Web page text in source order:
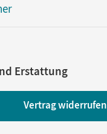
Erstattung
Vertrag widerrufen